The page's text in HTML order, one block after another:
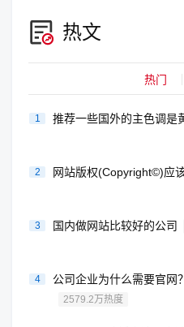
热文
热门
1 推荐一些国外的主色调是
2 网站版权(Copyright©)应
3 国内做网站比较好的公司
4 公司企业为什么需要官网
2579.2万热度